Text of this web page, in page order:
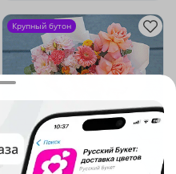
Крупный бутон